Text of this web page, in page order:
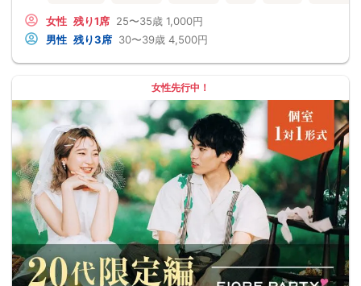
女性 残り1席 25〜35歳 1,000円
男性 残り3席 30〜39歳 4,500円
女性先行中！